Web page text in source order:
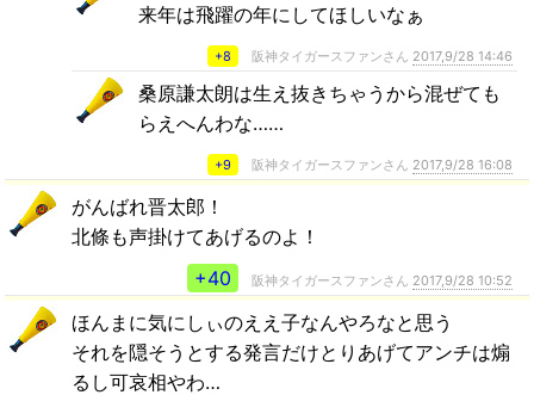
来年は飛躍の年にしてほしいなぁ
+8 阪神タイガースファンさん 2017,9/28 14:46
桑原謙太朗は生え抜きちゃうから混ぜても
らえへんわな……
+9 阪神タイガースファンさん 2017,9/28 16:08
がんばれ晋太郎！
北條も声掛けてあげるのよ！
+40
阪神タイガースファンさん 2017,9/28 10:52
ほんまに気にしぃのええ子なんやろなと思う
それを隠そうとする発言だけとりあげてアンチは煽
るし可哀相やわ…